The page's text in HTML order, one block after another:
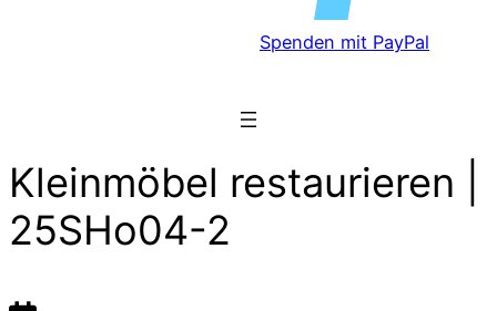
Spenden mit PayPal
Kleinmöbel restaurieren |
25SHo04-2